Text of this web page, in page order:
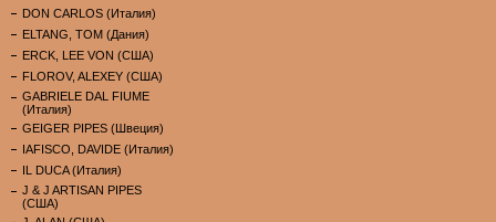
DON CARLOS (Италия)
ELTANG, TOM (Дания)
ERCK, LEE VON (США)
FLOROV, ALEXEY (США)
GABRIELE DAL FIUME
(Италия)
GEIGER PIPES (Швеция)
IAFISCO, DAVIDE (Италия)
IL DUCA (Италия)
J & J ARTISAN PIPES
(США)